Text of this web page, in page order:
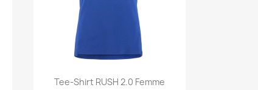
Vista rápida
Tee-Shirt RUSH 2.0 Femme